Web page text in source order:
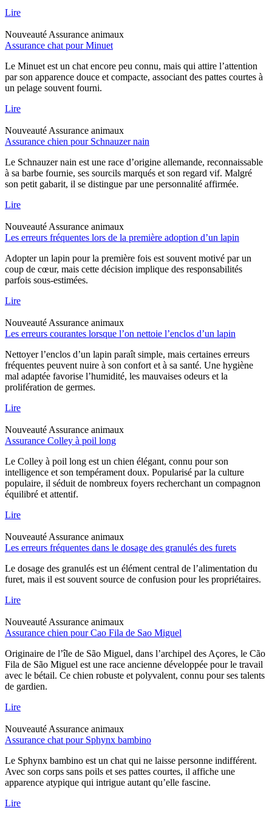
Lire
Nouveauté Assurance animaux
Assurance chat pour Minuet
Le Minuet est un chat encore peu connu, mais qui attire l’attention
par son apparence douce et compacte, associant des pattes courtes à
un pelage souvent fourni.
Lire
Nouveauté Assurance animaux
Assurance chien pour Schnauzer nain
Le Schnauzer nain est une race d’origine allemande, reconnaissable
à sa barbe fournie, ses sourcils marqués et son regard vif. Malgré
son petit gabarit, il se distingue par une personnalité affirmée.
Lire
Nouveauté Assurance animaux
Les erreurs fréquentes lors de la première adoption d’un lapin
Adopter un lapin pour la première fois est souvent motivé par un
coup de cœur, mais cette décision implique des responsabilités
parfois sous-estimées.
Lire
Nouveauté Assurance animaux
Les erreurs courantes lorsque l’on nettoie l’enclos d’un lapin
Nettoyer l’enclos d’un lapin paraît simple, mais certaines erreurs
fréquentes peuvent nuire à son confort et à sa santé. Une hygiène
mal adaptée favorise l’humidité, les mauvaises odeurs et la
prolifération de germes.
Lire
Nouveauté Assurance animaux
Assurance Colley à poil long
Le Colley à poil long est un chien élégant, connu pour son
intelligence et son tempérament doux. Popularisé par la culture
populaire, il séduit de nombreux foyers recherchant un compagnon
équilibré et attentif.
Lire
Nouveauté Assurance animaux
Les erreurs fréquentes dans le dosage des granulés des furets
Le dosage des granulés est un élément central de l’alimentation du
furet, mais il est souvent source de confusion pour les propriétaires.
Lire
Nouveauté Assurance animaux
Assurance chien pour Cao Fila de Sao Miguel
Originaire de l’île de São Miguel, dans l’archipel des Açores, le Cão
Fila de São Miguel est une race ancienne développée pour le travail
avec le bétail. Ce chien robuste et polyvalent, connu pour ses talents
de gardien.
Lire
Nouveauté Assurance animaux
Assurance chat pour Sphynx bambino
Le Sphynx bambino est un chat qui ne laisse personne indifférent.
Avec son corps sans poils et ses pattes courtes, il affiche une
apparence atypique qui intrigue autant qu’elle fascine.
Lire